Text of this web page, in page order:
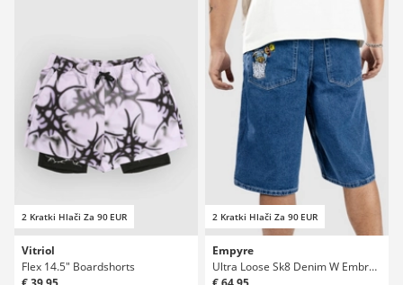
2 Kratki Hlači Za 90 EUR
Vitriol
Flex 14.5" Boardshorts
2 Kratki Hlači Za 90 EUR
Empyre
Ultra Loose Sk8 Denim W Embroidery Kratke hlače